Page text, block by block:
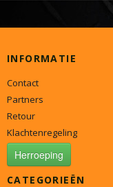
INFORMATIE
Contact
Partners
Retour
Klachtenregeling
Herroeping
CATEGORIEËN